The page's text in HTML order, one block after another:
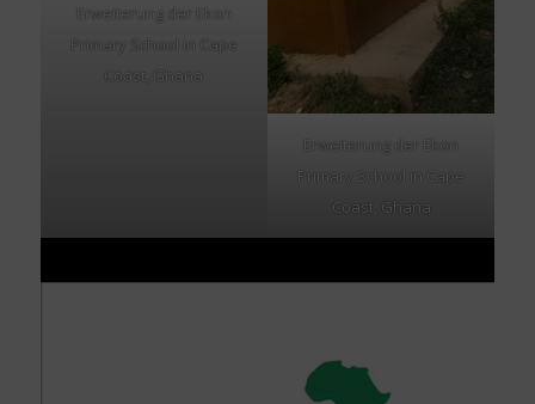
Erweiterung der Ekon
Primary School in Cape
Coast, Ghana
Erweiterung der Ekon
Primary School in Cape
Coast, Ghana